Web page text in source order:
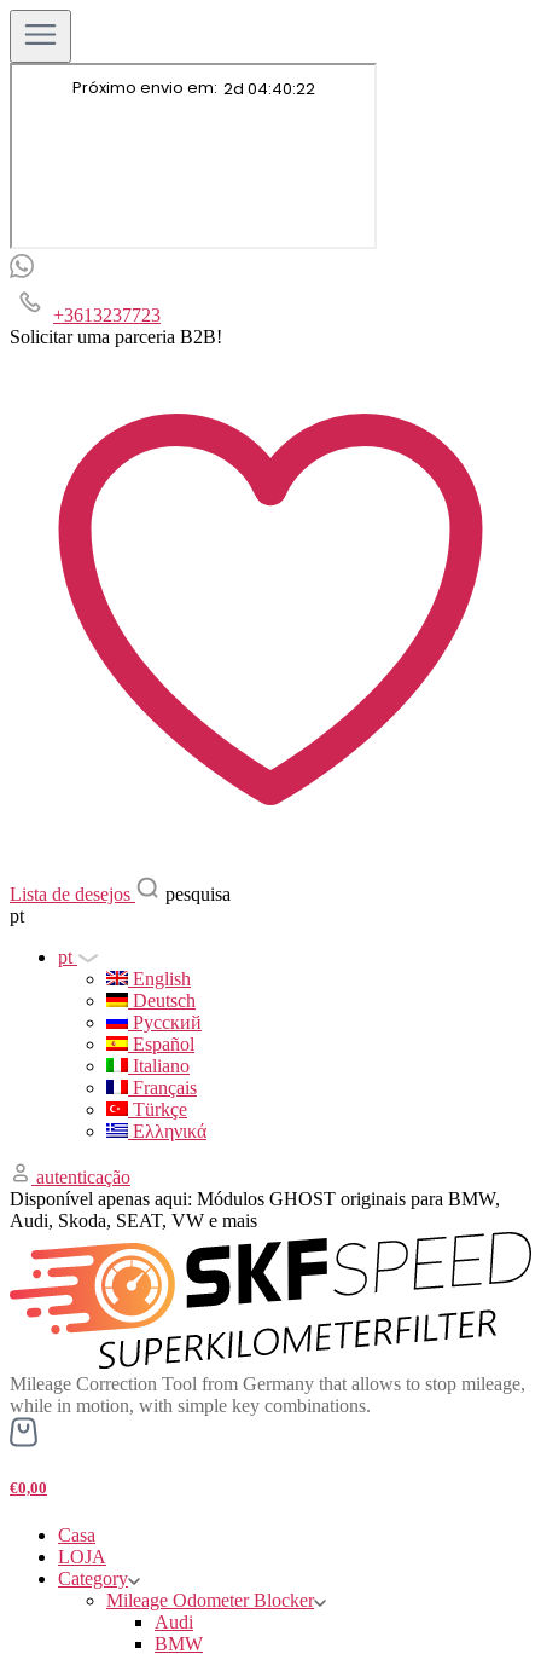
+3613237723
Solicitar uma parceria B2B!
Lista de desejos
pesquisa
pt
pt
English
Deutsch
Русский
Español
Italiano
Français
Türkçe
Ελληνικά
autenticação
Disponível apenas aqui: Módulos GHOST originais para BMW,
Audi, Skoda, SEAT, VW e mais
Mileage Correction Tool from Germany that allows to stop mileage,
while in motion, with simple key combinations.
€0,00
Casa
LOJA
Category
Mileage Odometer Blocker
Audi
BMW